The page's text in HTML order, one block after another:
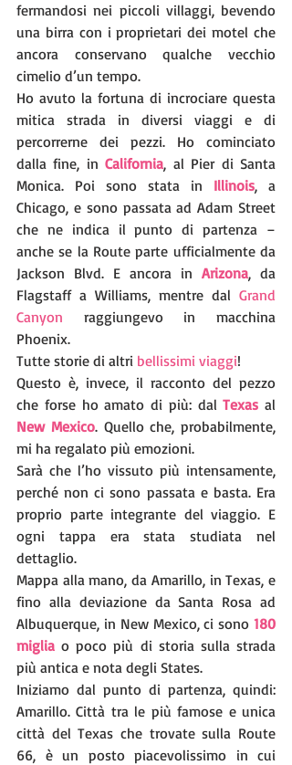
fermandosi nei piccoli villaggi, bevendo
una birra con i proprietari dei motel che
ancora conservano qualche vecchio
cimelio d’un tempo.
Ho avuto la fortuna di incrociare questa
mitica strada in diversi viaggi e di
percorrerne dei pezzi. Ho cominciato
dalla fine, in California, al Pier di Santa
Monica. Poi sono stata in Illinois, a
Chicago, e sono passata ad Adam Street
che ne indica il punto di partenza –
anche se la Route parte ufficialmente da
Jackson Blvd. E ancora in Arizona, da
Flagstaff a Williams, mentre dal Grand
Canyon raggiungevo in macchina
Phoenix.
Tutte storie di altri bellissimi viaggi!
Questo è, invece, il racconto del pezzo
che forse ho amato di più: dal Texas
New Mexico. Quello che, probabilmente,
mi ha regalato più emozioni.
Sarà che l’ho vissuto più intensamente,
perché non ci sono passata e basta. Era
proprio parte integrante del viaggio. E
ogni tappa era stata studiata nel
dettaglio.
Mappa alla mano, da Amarillo, in Texas, e
fino alla deviazione da Santa Rosa ad
Albuquerque, in New Mexico, ci sono 180
miglia o poco più di storia sulla strada
più antica e nota degli States.
Iniziamo dal punto di partenza, quindi:
Amarillo. Città tra le più famose e unica
città del Texas che trovate sulla Route
66, è un posto piacevolissimo in cui